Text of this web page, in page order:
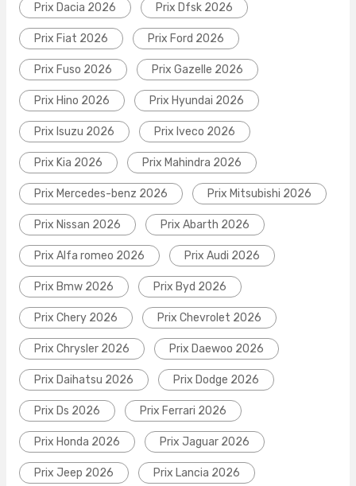
Prix Dacia 2026 Prix Dfsk 2026
Prix Fiat 2026 Prix Ford 2026
Prix Fuso 2026 Prix Gazelle 2026
Prix Hino 2026 Prix Hyundai 2026
Prix Isuzu 2026 Prix Iveco 2026
Prix Kia 2026 Prix Mahindra 2026
Prix Mercedes-benz 2026 Prix Mitsubishi 2026
Prix Nissan 2026 Prix Abarth 2026
Prix Alfa romeo 2026 Prix Audi 2026
Prix Bmw 2026 Prix Byd 2026
Prix Chery 2026 Prix Chevrolet 2026
Prix Chrysler 2026 Prix Daewoo 2026
Prix Daihatsu 2026 Prix Dodge 2026
Prix Ds 2026 Prix Ferrari 2026
Prix Honda 2026 Prix Jaguar 2026
Prix Jeep 2026 Prix Lancia 2026